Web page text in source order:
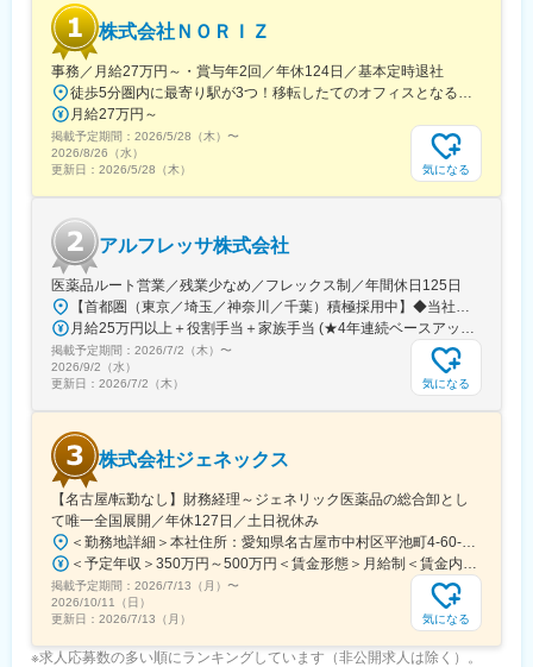
ある料理提供が可能
◎上場企業グループならではの「安定と働きやすさの両立」
→ 年間休日125日／長期休暇取得可能／賞与過去平均 基本給約5
か月分！
■組織構成
現在３名の料理スタッフが在籍しており、組織強化のための増員
募集です。（50代・60代男性）
【東証プライム上場／医薬品流通のリーディングカンパニー】
◇当社は医薬品や診断薬・医療用の機器･材料を、病院・医院や薬
局などのお得意様にお届けする会社です。グループの医薬品卸6
社、物流専門会社2社とともに、全国47都道府県すべてに営業拠
点を配し、日本の医薬品流通の中核を担っています。
◇直近では、全国に広がるネットワークから集まる医療現場の声
を新事業開発に活かし、IT／DX化を推進し、「医薬品卸売事業」
から「健康創造事業体」へ転換中。医療支援や健康支援等の医療
変更の範囲：会社の定める業務
株式会社ＮＯＲＩＺ
事務／月給27万円～・賞与年2回／年休124日／基本定時退社
徒歩5分圏内に最寄り駅が3つ！移転したてのオフィスとなるため、新しくキレイなオフィスで働けます！★転勤なし東京都中央区銀座6-13-16 ヒューリック銀座ウォールビル3階新富町から徒歩3分※受動喫煙対策：屋内禁煙
月給27万円～
掲載予定期間： 2026/5/28（木） 〜
2026/8/26（水）
更新日： 2026/5/28（木） 気になる
アルフレッサ株式会社
医薬品ルート営業／残業少なめ／フレックス制／年間休日125日
【首都圏（東京／埼玉／神奈川／千葉）積極採用中】◆当社が展開する【北海道／関東／首都圏／中部／近畿／九州】の各事業所へご希望を考慮した上で配属となります。【北海道】北海道【関東】栃木／群馬／茨城／長野／山梨／新潟【首都圏】東京／埼玉／神奈川／千葉★積極採用エリア【中部】静岡／愛知／三重／岐阜【近畿】滋賀／兵庫／大阪／京都／奈良／和歌山【九州】福岡／長崎／熊本／大分／宮崎／鹿児島各事業所の詳細については、弊社HPよりご確認ください※「企業情報」→「拠点」よりご確認いただけます。屋内禁煙(※喫煙室あり※禁煙タイムあり※喫煙室での就労はありません)
月給25万円以上＋役割手当＋家族手当 (★4年連続ベースアップ実施！)※時間外手当別途支給※年齢、経験、能力を考慮の上、優遇します
掲載予定期間： 2026/7/2（木） 〜
2026/9/2（水）
更新日： 2026/7/2（木） 気になる
株式会社ジェネックス
【名古屋/転勤なし】財務経理～ジェネリック医薬品の総合卸とし
て唯一全国展開／年休127日／土日祝休み
＜勤務地詳細＞本社住所：愛知県名古屋市中村区平池町4-60-12 グローバルゲート27F受動喫煙対策：敷地内喫煙可能場所あり変更の範囲：無
＜予定年収＞350万円～500万円＜賃金形態＞月給制＜賃金内訳＞月額（基本給）：250,000円～357,000円＜月給＞250,000円～357,000円＜昇給有無＞有＜残業手当＞有＜給与補足＞昇給：年１回（３月）賞与：年２回（6月、12月）※経験、スキルに応じて相談のうえ決定いたします※残業手当は別途支給30歳年収：350万円／月給25万円+賞与35歳年収：400万円／月給28.5万円+賞与賃金はあくまでも目安の金額であり、選考を通じて上下する可能性があります。月給(月額)は固定手当を含めた表記です。
掲載予定期間： 2026/7/13（月） 〜
2026/10/11（日）
更新日： 2026/7/13（月） 気になる
※求人応募数の多い順にランキングしています（非公開求人は除く）。